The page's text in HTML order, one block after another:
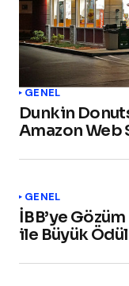
GENEL
Dunkin
Amazon Web
GENEL
İBB’ye
ile Büyük Ödül